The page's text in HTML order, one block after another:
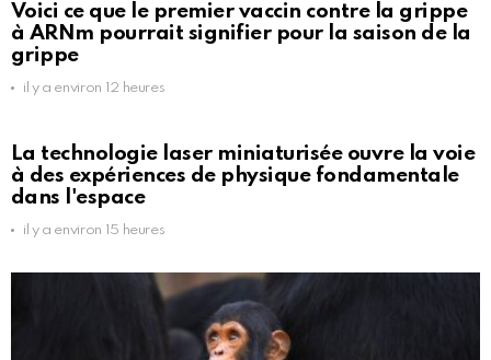
Voici ce que le premier vaccin contre la grippe
à ARNm pourrait signifier pour la saison de la
grippe
il y a environ 12 heures
La technologie laser miniaturisée ouvre la voie
à des expériences de physique fondamentale
dans l'espace
il y a environ 15 heures